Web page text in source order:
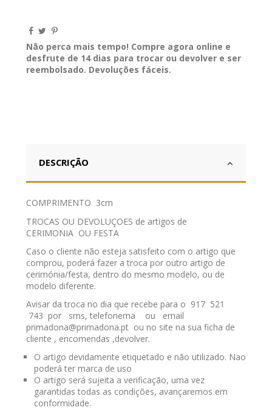
Não perca mais tempo! Compre agora online e
desfrute de 14 dias para trocar ou devolver e ser
reembolsado. Devoluções fáceis.
DESCRIÇÃO
COMPRIMENTO 3cm
TROCAS OU DEVOLUÇOES de artigos de
CERIMONIA OU FESTA
Caso o cliente não esteja satisfeito com o artigo que
comprou, poderá fazer a troca por outro artigo de
cerimónia/festa, dentro do mesmo modelo, ou de
modelo diferente.
Avisar da troca no dia que recebe para o 917 521
743 por sms, telefonema ou email
primadona@primadona.pt ou no site na sua ficha de
cliente , encomendas ,devolver.
O artigo devidamente etiquetado e não utilizado. Nao
poderá ter marca de uso
O artigo será sujeita a verificação, uma vez
garantidas todas as condições, avançaremos em
conformidade.